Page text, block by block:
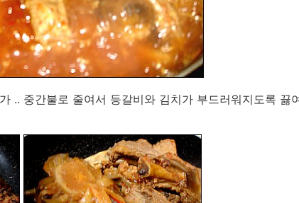
.. 중간불로 줄여서 등갈비와 김치가 부드러워지도록 끓